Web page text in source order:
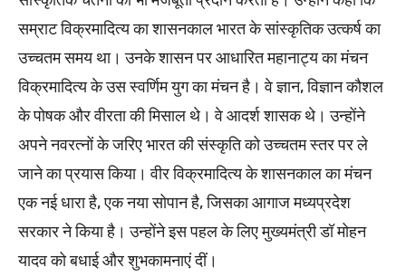
सम्राट विक्रमादित्य का शासनकाल भारत के सांस्कृतिक उत्कर्ष का
उच्चतम समय था। उनके शासन पर आधारित महानाट्य का मंचन
विक्रमादित्य के उस स्वर्णिम युग का मंचन है। वे ज्ञान, विज्ञान कौशल
के पोषक और वीरता की मिसाल थे। वे आदर्श शासक थे। उन्होंने
अपने नवरत्नों के जरिए भारत की संस्कृति को उच्चतम स्तर पर ले
जाने का प्रयास किया। वीर विक्रमादित्य के शासनकाल का मंचन
एक नई धारा है, एक नया सोपान है, जिसका आगाज मध्यप्रदेश
सरकार ने किया है। उन्होंने इस पहल के लिए मुख्यमंत्री डॉ मोहन
यादव को बधाई और शुभकामनाएं दीं।